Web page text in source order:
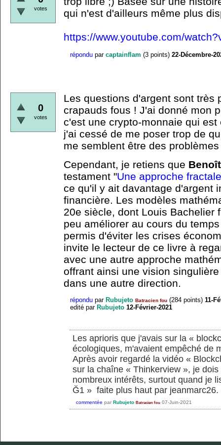
votes
qui n'est d'ailleurs même plus
https://www.youtube.com/
répondu par captainflam (3 points) 22-Décembre-
0
votes
Les questions d'argent sont très
crapauds fous ! J'ai donné mon
c'est une crypto-monnaie qui est
j'ai cessé de me poser trop de
me semblent être des
Cependant, je retiens que
testament "Une approche
ce qu'il y ait davantage d'argent
financière. Les modèles
20e siècle, dont Louis Bachelier
peu améliorer au cours du
permis d'éviter les crises
invite le lecteur de ce livre à
avec une autre approche
offrant ainsi une vision
dans une autre direction.
répondu par Rubujeto Batracien fou (284 points) 11-
edité par Rubujeto 12-Février-2021
Les aprioris que j'avais sur la «
écologiques, m'avaient empêché de
Après avoir regardé la vidéo «
sur la chaîne « Thinkerview », je
nombreux intérêts, surtout quand je
Ğ1 » faite plus haut par
commentée par Rubujeto Batracien fou 07-Juin-2021